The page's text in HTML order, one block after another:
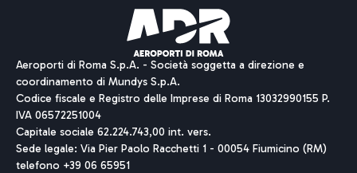
Aeroporti di Roma S.p.A. - Società soggetta a direzione e
coordinamento di Mundys S.p.A.
Codice fiscale e Registro delle Imprese di Roma 13032990155 P.
IVA 06572251004
Capitale sociale 62.224.743,00 int. vers.
Sede legale: Via Pier Paolo Racchetti 1 - 00054 Fiumicino (RM)
telefono +39 06 65951